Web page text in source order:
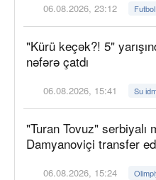
06.08.2026, 23:12 Futbol
"Kürü keçək?! 5"
nəfərə çatdı
06.08.2026, 15:41 Su
"Turan Tovuz" serbiyalı
Damyanoviçi transfer
06.08.2026, 15:24